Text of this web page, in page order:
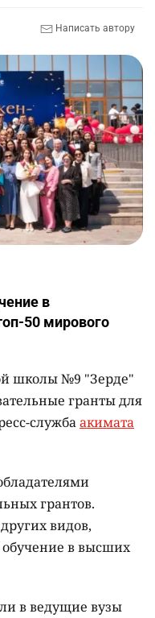
Написать автору
в
50 мирового
школы №9 "Зерде"
гранты для
службаакимата
грантов.
видов,
в высших
в ведущие вузы